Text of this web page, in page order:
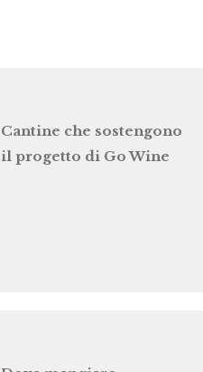
Cantine che sostengono
il progetto di Go Wine